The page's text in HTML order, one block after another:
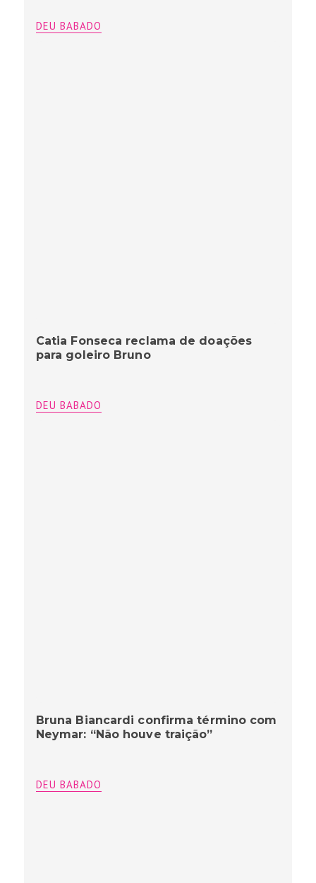
DEU BABADO
Catia Fonseca reclama de doações
para goleiro Bruno
DEU BABADO
Bruna Biancardi confirma término com
Neymar: “Não houve traição”
DEU BABADO